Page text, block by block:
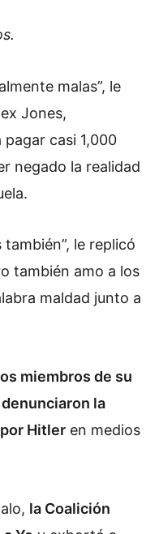
malas”, le
Jones,
casi 1,000
negado la realidad
le replicó
también amo a los
maldad junto a
miembros de su
la
Hitler en medios
la Coalición